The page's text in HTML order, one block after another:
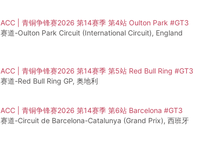
ACC | 青铜争锋赛2026 第14赛季 第4站 Oulton Park #GT3
赛道-Oulton Park Circuit (International Circuit), England
ACC | 青铜争锋赛2026 第14赛季 第5站 Red Bull Ring #GT3
赛道-Red Bull Ring GP, 奥地利
ACC | 青铜争锋赛2026 第14赛季 第6站 Barcelona #GT3
赛道-Circuit de Barcelona-Catalunya (Grand Prix), 西班牙